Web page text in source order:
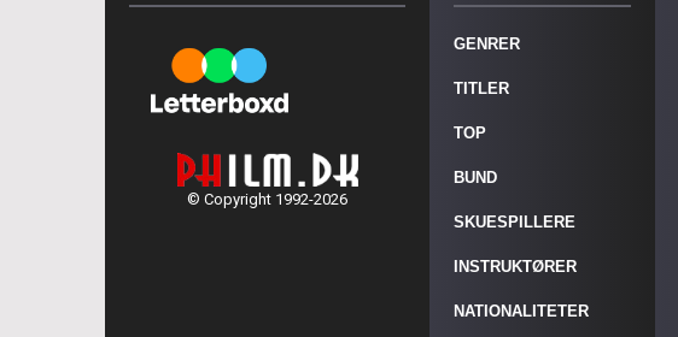
© Copyright 1992-2026
GENRER
TITLER
TOP
BUND
SKUESPILLERE
INSTRUKTØRER
NATIONALITETER